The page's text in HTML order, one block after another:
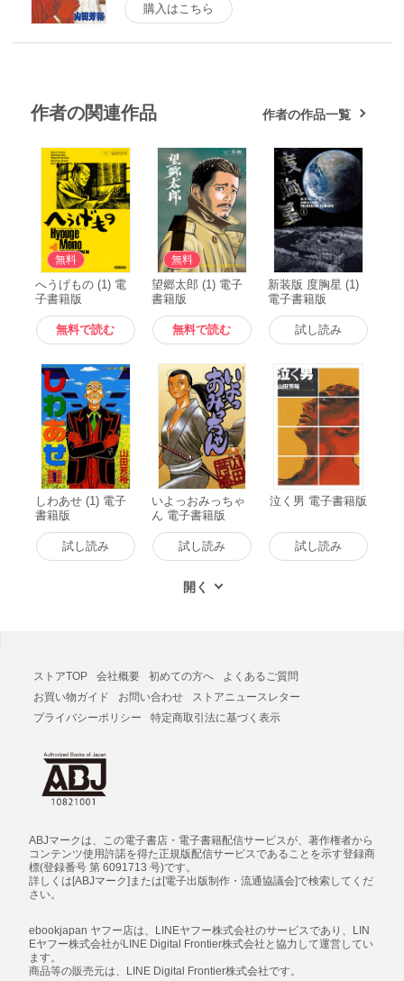
購入はこちら
作者の関連作品 作者の作品一覧
無料
へうげもの (1) 電
子書籍版
無料で読む
無料
望郷太郎 (1) 電子
書籍版
無料で読む
新装版 度胸星 (1)
電子書籍版
試し読み
しわあせ (1) 電子
書籍版
試し読み
いよっおみっちゃ
ん 電子書籍版
試し読み
泣く男 電子書籍版
試し読み
ストアTOP 会社概要 初めての方へ
よくあるご質問
お買い物ガイド
お問い合わせ
ストアニュースレター
プライバシーポリシー
特定商取引法に基づく表示
ABJマークは、この電子書店・電子書籍配信サービスが、著作権者から
コンテンツ使用許諾を得た正規版配信サービスであることを示す登録商
標(登録番号 第 6091713 号)です。
詳しくは[ABJマーク]または[電子出版制作・流通協議会]で検索してくだ
さい。
ebookjapan ヤフー店は、LINEヤフー株式会社のサービスであり、LIN
Eヤフー株式会社がLINE Digital Frontier株式会社と協力して運営してい
ます。
商品等の販売元は、LINE Digital Frontier株式会社です。